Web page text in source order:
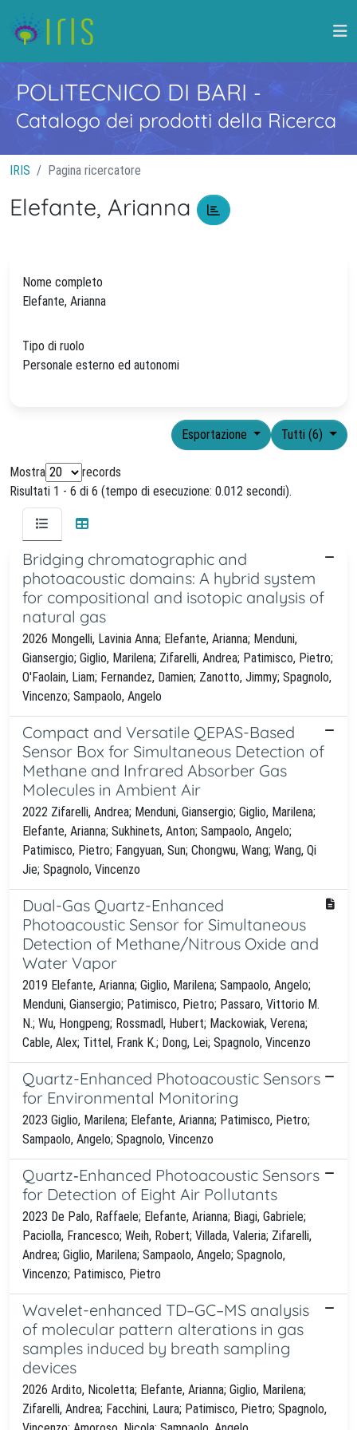
POLITECNICO DI BARI -
Catalogo dei prodotti della Ricerca
IRIS Pagina ricercatore
Elefante, Arianna
Nome completo
Elefante, Arianna
Tipo di ruolo
Personale esterno ed autonomi
Tutti (6)
Esportazione
Mostra
records
Risultati 1 - 6 di 6 (tempo di esecuzione: 0.012 secondi).
Bridging chromatographic and
photoacoustic domains: A hybrid system
for compositional and isotopic analysis of
natural gas
2026 Mongelli, Lavinia Anna; Elefante, Arianna; Menduni,
Giansergio; Giglio, Marilena; Zifarelli, Andrea; Patimisco, Pietro;
O'Faolain, Liam; Fernandez, Damien; Zanotto, Jimmy; Spagnolo,
Vincenzo; Sampaolo, Angelo
Compact and Versatile QEPAS-Based
Sensor Box for Simultaneous Detection of
Methane and Infrared Absorber Gas
Molecules in Ambient Air
2022 Zifarelli, Andrea; Menduni, Giansergio; Giglio, Marilena;
Elefante, Arianna; Sukhinets, Anton; Sampaolo, Angelo;
Patimisco, Pietro; Fangyuan, Sun; Chongwu, Wang; Wang, Qi
Jie; Spagnolo, Vincenzo
Dual-Gas Quartz-Enhanced
Photoacoustic Sensor for Simultaneous
Detection of Methane/Nitrous Oxide and
Water Vapor
2019 Elefante, Arianna; Giglio, Marilena; Sampaolo, Angelo;
Menduni, Giansergio; Patimisco, Pietro; Passaro, Vittorio M.
N.; Wu, Hongpeng; Rossmadl, Hubert; Mackowiak, Verena;
Cable, Alex; Tittel, Frank K.; Dong, Lei; Spagnolo, Vincenzo
Quartz-Enhanced Photoacoustic Sensors
for Environmental Monitoring
2023 Giglio, Marilena; Elefante, Arianna; Patimisco, Pietro;
Sampaolo, Angelo; Spagnolo, Vincenzo
Quartz‐Enhanced Photoacoustic Sensors
for Detection of Eight Air Pollutants
2023 De Palo, Raffaele; Elefante, Arianna; Biagi, Gabriele;
Paciolla, Francesco; Weih, Robert; Villada, Valeria; Zifarelli,
Andrea; Giglio, Marilena; Sampaolo, Angelo; Spagnolo,
Vincenzo; Patimisco, Pietro
Wavelet-enhanced TD–GC–MS analysis
of molecular pattern alterations in gas
samples induced by breath sampling
devices
2026 Ardito, Nicoletta; Elefante, Arianna; Giglio, Marilena;
Zifarelli, Andrea; Facchini, Laura; Patimisco, Pietro; Spagnolo,